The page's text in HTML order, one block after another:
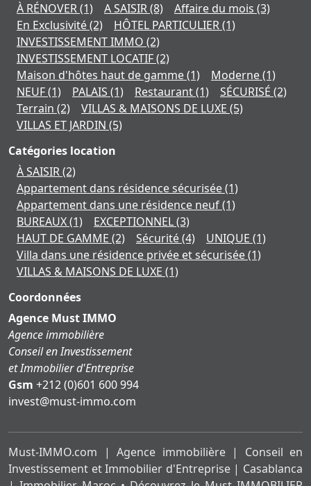
À RÉNOVER(1) A SAISIR(8) Affaire du mois (3)
En Exclusivité(2) HÔTEL PARTICULIER(1)
INVESTISSEMENT IMMO (2)
INVESTISSEMENT LOCATIF(2)
Maison d'hôtes haut de gamme(1) Moderne(1)
NEUF(1) PALAIS (1) Restaurant(1) SÉCURISÉ (2)
Terrain (2) VILLAS & MAISONS DE LUXE (5)
VILLAS ET JARDIN (5)
Catégories location
À SAISIR(2)
Appartement dans résidence sécurisée(1)
Appartement dans une résidence neuf(1)
BUREAUX(1) EXCEPTIONNEL(3)
HAUT DE GAMME (2) Sécurité(4) UNIQUE (1)
Villa dans une résidence privée et sécurisée(1)
VILLAS & MAISONS DE LUXE (1)
Coordonnées
Agence Must IMMO
Agence immobilière
Conseil en Investissement
et Immobilier d'Entreprise
Gsm +212 (0)601 600 994
moc.ommi-tsum@tsevni
Must-IMMO.com | Agence immobilière | Conseil en
Investissement et Immobilier d'Entreprise | Casablanca